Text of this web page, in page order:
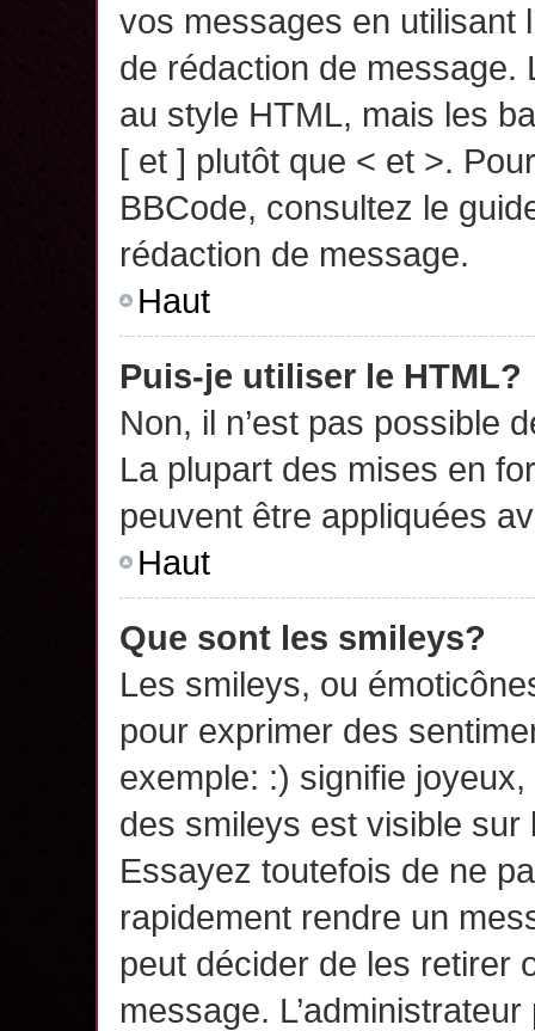
vos messages en utilisant
de rédaction de message.
au style HTML, mais les
[ et ] plutôt que < et >.
BBCode, consultez le
rédaction de message.
Haut
Puis-je utiliser le HTML?
Non, il n’est pas possible
La plupart des mises en
peuvent être appliquées
Haut
Que sont les smileys?
Les smileys, ou
pour exprimer des
exemple: :) signifie
des smileys est visible
Essayez toutefois de ne
rapidement rendre un
peut décider de les retirer
message.